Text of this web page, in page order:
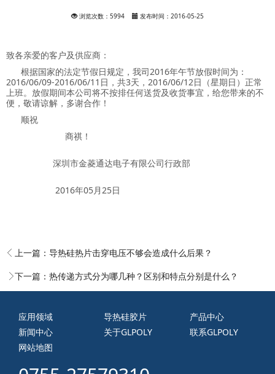
浏览次数：5994 发布时间：2016-05-25
致各亲爱的客户及供应商：
根据国家的法定节假日规定，我司2016年午节放假时间为：
2016/06/09-2016/06/11日，共3天，2016/06/12日（星期日）正常
上班。放假期间本公司将不按排任何送货及收货事宜，给您带来的不
便，敬请谅解，多谢合作！
顺祝
商祺！
深圳市金菱通达电子有限公司行政部
2016年05月25日
上一篇： 导热硅热片击穿电压不够会造成什么后果？
下一篇： 热传递方式分为哪几种？区别和特点分别是什么？
应用领域 导热硅胶片
产品中心
新闻中心
关于GLPOLY
联系GLPOLY
网站地图